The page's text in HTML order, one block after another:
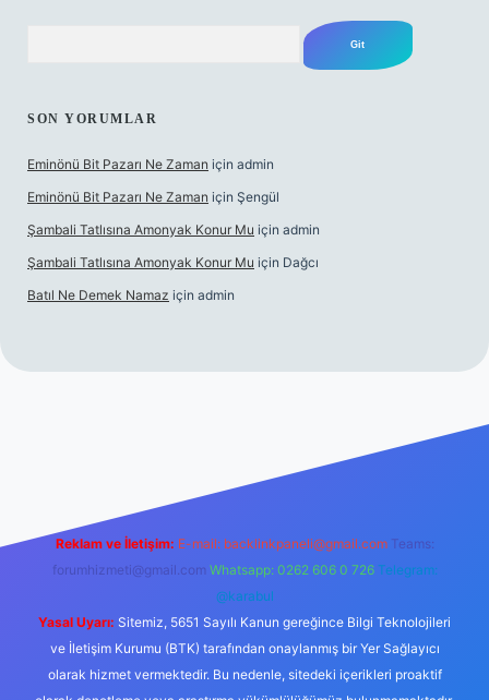
SON YORUMLAR
Eminönü Bit Pazarı Ne Zaman için admin
Eminönü Bit Pazarı Ne Zaman için Şengül
Şambali Tatlısına Amonyak Konur Mu için admin
Şambali Tatlısına Amonyak Konur Mu için Dağcı
Batıl Ne Demek Namaz için admin
Reklam ve İletişim: E-mail: backlinkpaneli@gmail.com Teams:
forumhizmeti@gmail.com Whatsapp: 0262 606 0 726 Telegram:
@karabul
Yasal Uyarı: Sitemiz, 5651 Sayılı Kanun gereğince Bilgi Teknolojileri
ve İletişim Kurumu (BTK) tarafından onaylanmış bir Yer Sağlayıcı
olarak hizmet vermektedir. Bu nedenle, sitedeki içerikleri proaktif